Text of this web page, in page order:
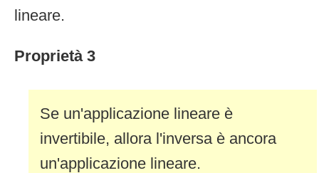
lineare.
Proprietà 3
Se un'applicazione lineare è
invertibile, allora l'inversa è ancora
un'applicazione lineare.